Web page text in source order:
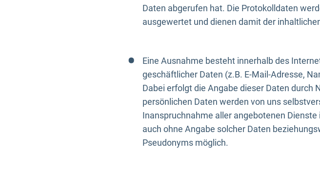
Daten abgerufen hat. Die Protokolldaten
ausgewertet und dienen damit der
Eine Ausnahme besteht innerhalb des
geschäftlicher Daten (z.B. E-Mail-Adresse,
Dabei erfolgt die Angabe dieser Daten durch
persönlichen Daten werden von uns
Inanspruchnahme aller angebotenen
auch ohne Angabe solcher Daten
Pseudonyms möglich.